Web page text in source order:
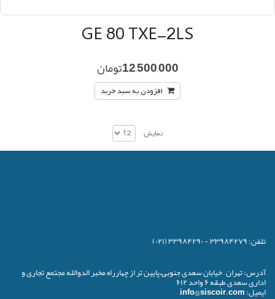
GE 80 TXE-2LS
12,500,000تومان
افزودن به سبد خرید
نمایش:
تلفن:
آدرس:تهران – خیابان سعدی جنوبی،پایین تر از چهارراه مخبر الدوالله مجتمع تجاری و
اداری سعدی طبقه ۶ واحد ۶۱۲
ایمیل: